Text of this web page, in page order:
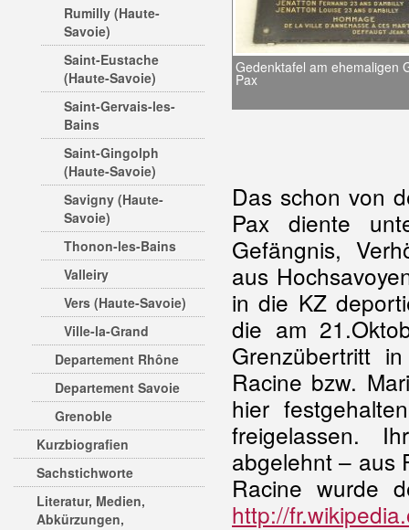
Rumilly (Haute-
Savoie)
Saint-Eustache
(Haute-Savoie)
Saint-Gervais-les-
Bains
Saint-Gingolph
(Haute-Savoie)
Savigny (Haute-
Savoie)
Thonon-les-Bains
Valleiry
Vers (Haute-Savoie)
Ville-la-Grand
Departement Rhône
Departement Savoie
Grenoble
Kurzbiografien
Sachstichworte
Literatur, Medien,
Abkürzungen,
Gedenktafel am ehemaligen
Pax
Das schon von
Pax diente
Gefängnis,
aus
in die KZ
die am
Grenzübertritt
Racine bzw.
hier
freigelassen.
abgelehnt – aus
Racine wurde
http://